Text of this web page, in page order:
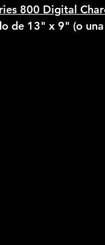
800 Digital
de 13" x 9" (o